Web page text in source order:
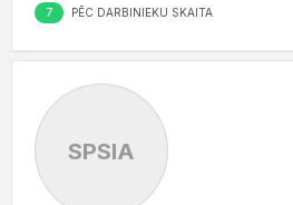
7 PĒC DARBINIEKU SKAITA
SPSIA